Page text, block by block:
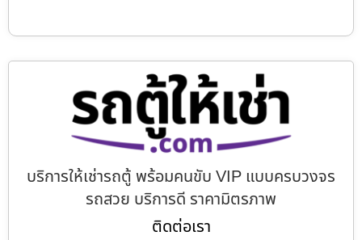
บริการให้เช่ารถตู้ พร้อมคนขับ VIP แบบครบวงจร
รถสวย บริการดี ราคามิตรภาพ
ติดต่อเรา